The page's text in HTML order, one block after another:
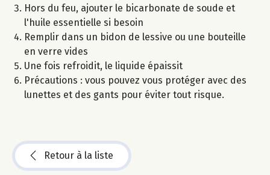
Hors du feu, ajouter le bicarbonate de soude et
l'huile essentielle si besoin
Remplir dans un bidon de lessive ou une bouteille
en verre vides
Une fois refroidit, le liquide épaissit
Précautions : vous pouvez vous protéger avec des
lunettes et des gants pour éviter tout risque.
Retour à la liste